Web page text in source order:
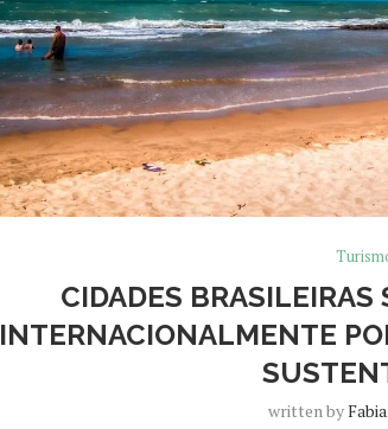
CIDADES BRASILEIRAS
INTERNACIONALMENTE
written by